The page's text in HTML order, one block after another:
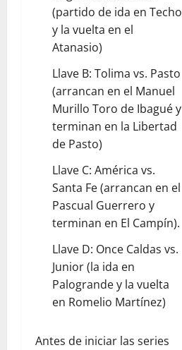
(partido de ida en Techo
y la vuelta en el
Atanasio)
Llave B: Tolima vs. Pasto
(arrancan en el Manuel
Murillo Toro de Ibagué y
terminan en la Libertad
de Pasto)
Llave C: América vs.
Santa Fe (arrancan en el
Pascual Guerrero y
terminan en El Campín).
Llave D: Once Caldas vs.
Junior (la ida en
Palogrande y la vuelta
en Romelio Martínez)
Antes de iniciar las series